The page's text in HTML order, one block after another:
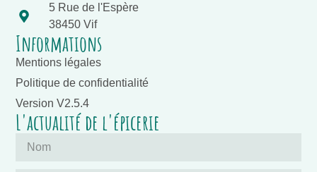
5 Rue de l'Espère
38450 Vif
Informations
Mentions légales
Politique de confidentialité
Version V2.5.4
L'actualité de l'épicerie